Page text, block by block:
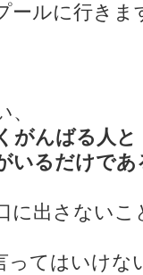
ールに行き
がんばる人と
いるだけであ
に出さないこ
ってはいけ